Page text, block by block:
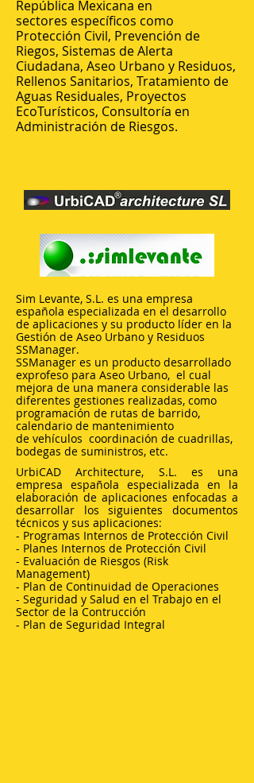
República Mexicana en
sectores específicos como
Protección Civil, Prevención de
Riegos, Sistemas de Alerta
Ciudadana, Aseo Urbano y Residuos,
Rellenos Sanitarios, Tratamiento de
Aguas Residuales, Proyectos
EcoTurísticos, Consultoría en
Administración de Riesgos.
Sim Levante, S.L. es una empresa
española especializada en el desarrollo
de aplicaciones y su producto líder en la
Gestión de Aseo Urbano y Residuos
SSManager.
SSManager es un producto desarrollado
exprofeso para Aseo Urbano, el cual
mejora de una manera considerable las
diferentes gestiones realizadas, como
programación de rutas de barrido,
calendario de mantenimiento
de vehículos coordinación de cuadrillas,
bodegas de suministros, etc.
UrbiCAD Architecture, S.L. es una
empresa española especializada en la
elaboración de aplicaciones enfocadas a
desarrollar los siguientes documentos
técnicos y sus aplicaciones:
- Programas Internos de Protección Civil
- Planes Internos de Protección Civil
- Evaluación de Riesgos (Risk
Management)
- Plan de Continuidad de Operaciones
- Seguridad y Salud en el Trabajo en el
Sector de la Contrucción
- Plan de Seguridad Integral